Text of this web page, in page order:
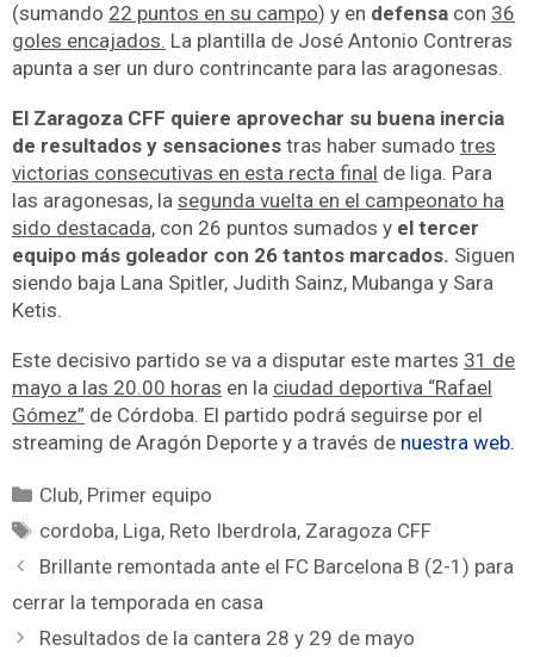
(sumando 22 puntos en su campo) y en defensa con 36
goles encajados. La plantilla de José Antonio Contreras
apunta a ser un duro contrincante para las aragonesas.
El Zaragoza CFF quiere aprovechar su buena inercia
de resultados y sensaciones tras haber sumado tres
victorias consecutivas en esta recta final de liga. Para
las aragonesas, la segunda vuelta en el campeonato ha
sido destacada, con 26 puntos sumados y el tercer
equipo más goleador con 26 tantos marcados. Siguen
siendo baja Lana Spitler, Judith Sainz, Mubanga y Sara
Ketis.
Este decisivo partido se va a disputar este martes 31 de
mayo a las 20.00 horas en la ciudad deportiva “Rafael
Gómez” de Córdoba. El partido podrá seguirse por el
streaming de Aragón Deporte y a través de nuestra web.
Club, Primer equipo
cordoba, Liga, Reto Iberdrola, Zaragoza CFF
Brillante remontada ante el FC Barcelona B (2-1) para
cerrar la temporada en casa
Resultados de la cantera 28 y 29 de mayo